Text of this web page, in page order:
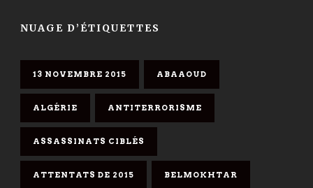
NUAGE D’ÉTIQUETTES
13 NOVEMBRE 2015 ABAAOUD
ALGÉRIE ANTITERRORISME
ASSASSINATS CIBLÉS
ATTENTATS DE 2015 BELMOKHTAR